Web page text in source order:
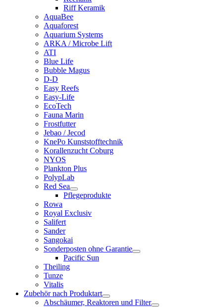
Riff Keramik
AquaBee
Aquaforest
Aquarium Systems
ARKA / Microbe Lift
ATI
Blue Life
Bubble Magus
D-D
Easy Reefs
Easy-Life
EcoTech
Fauna Marin
Frostfutter
Jebao / Jecod
KnePo Kunststofftechnik
Korallenzucht Coburg
NYOS
Plankton Plus
PolypLab
Red Sea
Pflegeprodukte
Rowa
Royal Exclusiv
Salifert
Sander
Sangokai
Sonderposten ohne Garantie
Pacific Sun
Theiling
Tunze
Vitalis
Zubehör nach Produktart
Abschäumer, Reaktoren und Filter